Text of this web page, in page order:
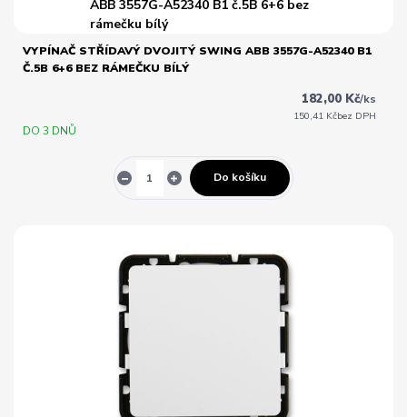
VYPÍNAČ STŘÍDAVÝ DVOJITÝ SWING ABB 3557G-A52340 B1
Č.5B 6+6 BEZ RÁMEČKU BÍLÝ
182,00 Kč/ks
150,41 Kčbez DPH
DO 3 DNŮ
Do košíku